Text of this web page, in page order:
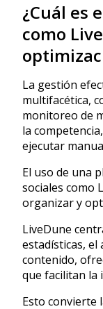
¿Cuál es
como
La gestión
multifacética,
monitoreo de
la
ejecutar
El uso de una
sociales como
organizar y
LiveDune
estadísticas, el
contenido,
que facilitan la
Esto convierte